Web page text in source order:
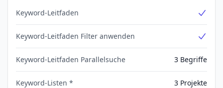
Keyword-Leitfaden
Keyword-Leitfaden Filter anwenden
Keyword-Leitfaden Parallelsuche 3 Begriffe
Keyword-Listen * 3 Projekte